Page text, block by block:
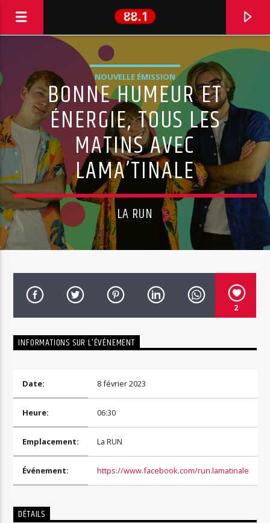
EN CE MOMENT
DOMINIQUE A
RUN Radio 88.1
NOUVELLE ÉMISSION
BONNE HUMEUR ET
ÉNERGIE, TOUS LES
MATINS AVEC
LAMA’TINALE
LA RUN
2
INFORMATIONS SUR L'ÉVÉNEMENT
Date: 8 février 2023
Heure: 06:30
Emplacement: La RUN
Événement: https://www.facebook.com/run.lamatinale
DÉTAILS